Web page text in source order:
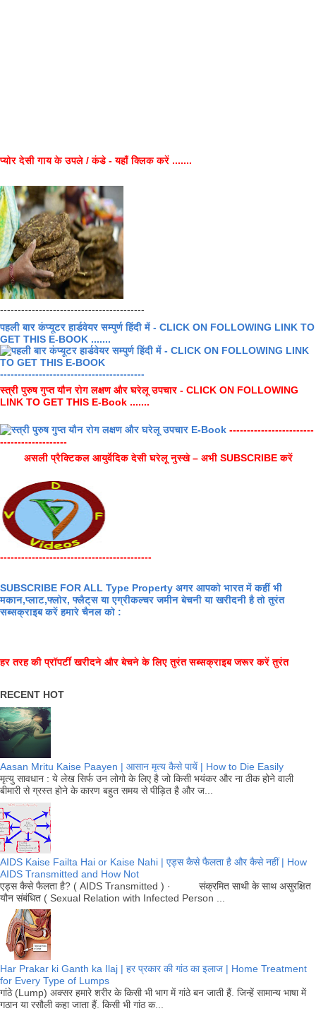
प्योर देसी गाय के उपले / कंडे - यहाँ क्लिक करें .......
-----------------------------------------
पहली बार कंप्यूटर हार्डवेयर सम्पुर्ण हिंदी में - CLICK ON FOLLOWING LINK TO
GET THIS E-BOOK .......
-----------------------------------------
स्त्री पुरुष गुप्त यौन रोग लक्षण और घरेलू उपचार - CLICK ON FOLLOWING
LINK TO GET THIS E-Book .......
------------------------
-------------------
असली प्रैक्टिकल आयुर्वेदिक देसी घरेलू नुस्खे – अभी SUBSCRIBE करें
-------------------------------------------
SUBSCRIBE FOR ALL Type Property अगर आपको भारत में कहीं भी
मकान,प्लाट,फ्लोर, फ्लैट्स या एग्रीकल्चर जमीन बेचनी या खरीदनी है तो तुरंत
सब्सक्राइब करें हमारे चैनल को :
हर तरह की प्रॉपर्टी खरीदने और बेचने के लिए तुरंत सब्सक्राइब जरूर करें तुरंत
RECENT HOT
Aasan Mritu Kaise Paayen | आसान मृत्य कैसे पायें | How to Die Easily
मृत्यु सावधान : ये लेख सिर्फ उन लोगो के लिए है जो किसी भयंकर और ना ठीक होने वाली
बीमारी से ग्रस्त होने के कारण बहुत समय से पीड़ित है और ज...
AIDS Kaise Failta Hai or Kaise Nahi | एड्स कैसे फैलता है और कैसे नहीं | How
AIDS Transmitted and How Not
एड्स कैसे फैलता है? ( AIDS Transmitted ) · संक्रमित साथी के साथ असुरक्षित
यौन संबंधित ( Sexual Relation with Infected Person ...
Har Prakar ki Ganth ka Ilaj | हर प्रकार की गांठ का इलाज | Home Treatment
for Every Type of Lumps
गांठे (Lump) अक्सर हमारे शरीर के किसी भी भाग में गांठे बन जाती हैं. जिन्हें सामान्य भाषा में
गठान या रसौली कहा जाता हैं. किसी भी गांठ क...